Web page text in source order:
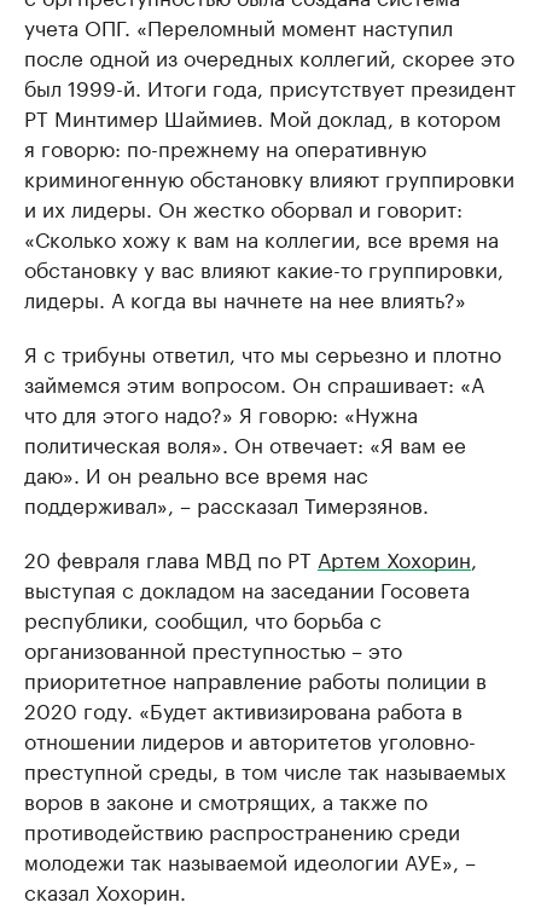
учета ОПГ. «Переломный момент наступил
после одной из очередных коллегий, скорее это
был 1999-й. Итоги года, присутствует президент
РТ Минтимер Шаймиев. Мой доклад, в котором
я говорю: по-прежнему на оперативную
криминогенную обстановку влияют группировки
и их лидеры. Он жестко оборвал и говорит:
«Сколько хожу к вам на коллегии, все время на
обстановку у вас влияют какие-то группировки,
лидеры. А когда вы начнете на нее влиять?»
Я с трибуны ответил, что мы серьезно и плотно
займемся этим вопросом. Он спрашивает: «А
что для этого надо?» Я говорю: «Нужна
политическая воля». Он отвечает: «Я вам ее
даю». И он реально все время нас
поддерживал», – рассказал Тимерзянов.
20 февраля глава МВД по РТ Артем Хохорин,
выступая с докладом на заседании Госовета
республики, сообщил, что борьба с
организованной преступностью – это
приоритетное направление работы полиции в
2020 году. «Будет активизирована работа в
отношении лидеров и авторитетов уголовно-
преступной среды, в том числе так называемых
воров в законе и смотрящих, а также по
противодействию распространению среди
молодежи так называемой идеологии АУЕ», –
сказал Хохорин.